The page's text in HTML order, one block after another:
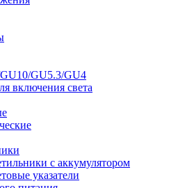
GU5.3/GU4
включения света
с аккумулятором
указатели